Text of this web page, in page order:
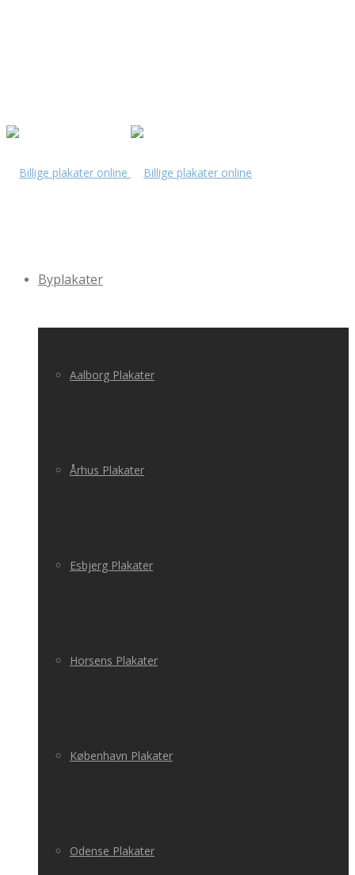
Byplakater
Aalborg Plakater
Århus Plakater
Esbjerg Plakater
Horsens Plakater
København Plakater
Odense Plakater